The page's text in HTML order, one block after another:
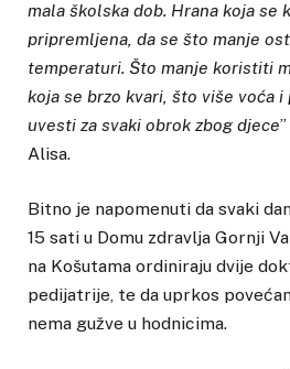
mala školska dob. Hrana koja
pripremljena, da se što manje
temperaturi. Što manje koristiti
koja se brzo kvari, što više voća i
uvesti za svaki obrok zbog djece
Alisa.
Bitno je napomenuti da svaki
15 sati u Domu zdravlja Gornji
na Košutama ordiniraju dvije
pedijatrije, te da uprkos
nema gužve u hodnicima.